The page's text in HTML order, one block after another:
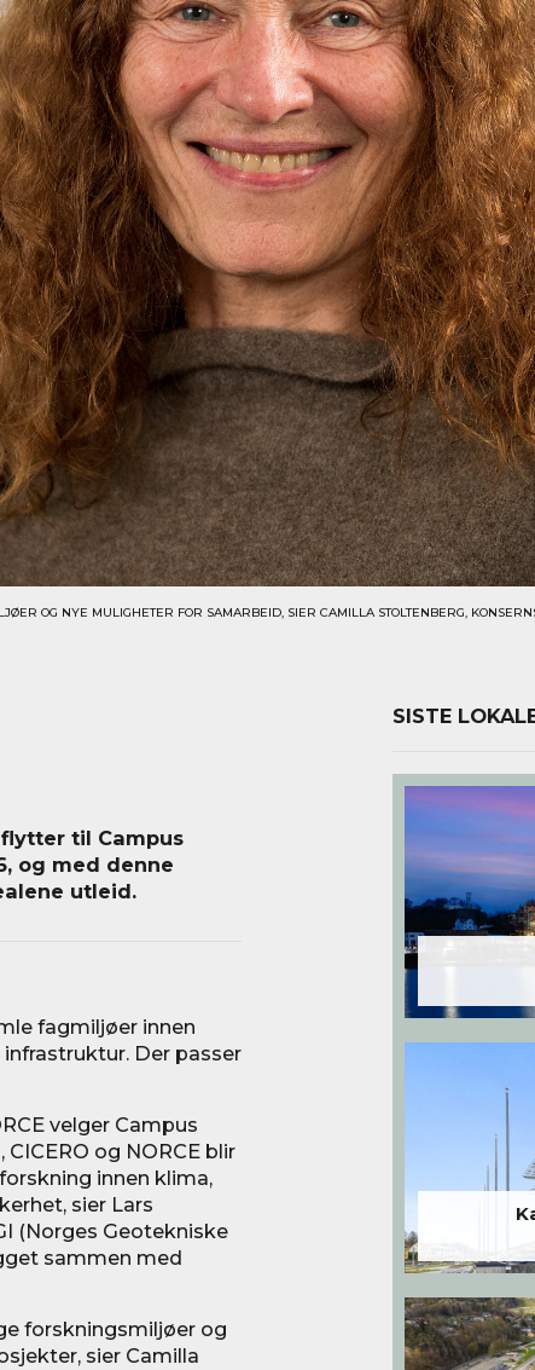
OG NYE MULIGHETER FOR SAMARBEID, SIER CAMILLA STOLTENBERG,
til Campus
og med denne
utleid.
fagmiljøer innen
Der passer
velger Campus
og NORCE blir
innen klima,
sier Lars
(Norges Geotekniske
sammen med
forskningsmiljøer og
sier Camilla
SISTE